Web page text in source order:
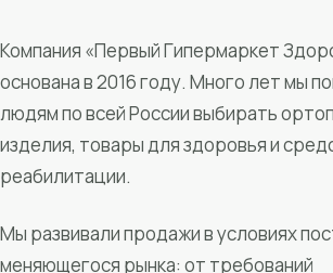
Компания «Первый Гипермаркет
основана в 2016 году. Много лет мы
людям по всей России выбирать
изделия, товары для здоровья и
реабилитации.
Мы развивали продажи в условиях
меняющегося рынка: от требований